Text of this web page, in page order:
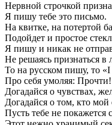
Нервной строчкой
Я пишу тебе это письмо.
На квитке, на потертой
Подойдет и простое
Я пишу и никак не
Не решаясь признаться в
То на русском пишу, то
Про себя умоляя: Прочти!
Догадайся о чувствах,
Догадайся о том, кто мой
Пусть тебе не покажется